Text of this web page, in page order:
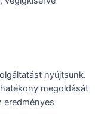
nyújtsunk.
megoldását
eredményes